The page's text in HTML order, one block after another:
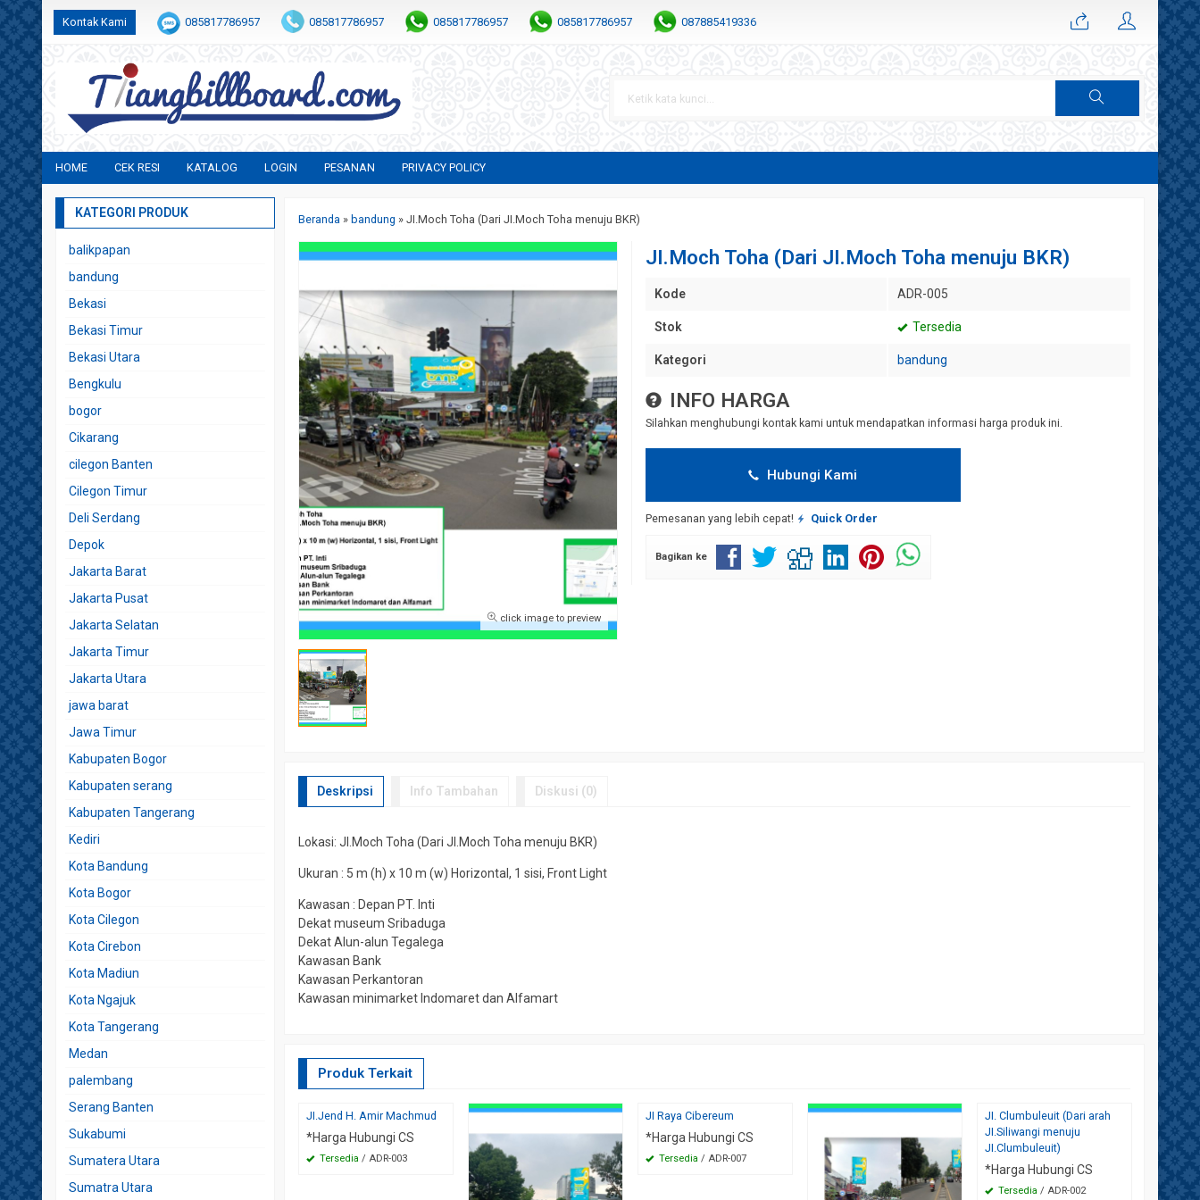
Kontak Kami 085817786957 085817786957 085817786957 085817786957 087885419336
HOME CEK RESI KATALOG LOGIN PESANAN PRIVACY POLICY
Beranda » bandung »JI.Moch Toha (Dari JI.Moch Toha menuju BKR)
click image to preview
JI.Moch Toha (Dari JI.Moch Toha menuju BKR)
Kode ADR-005
Stok Tersedia
Kategori bandung
INFO HARGA
Silahkan menghubungi kontak kami untuk mendapatkan informasi harga produk ini.
Hubungi Kami
Pemesanan yang lebih cepat! Quick Order
Bagikan ke
Deskripsi Info Tambahan Diskusi (0)
Lokasi: JI.Moch Toha (Dari JI.Moch Toha menuju BKR)
Ukuran : 5 m (h) x 10 m (w) Horizontal, 1 sisi, Front Light
Kawasan : Depan PT. Inti
Dekat museum Sribaduga
Dekat Alun-alun Tegalega
Kawasan Bank
Kawasan Perkantoran
Kawasan minimarket Indomaret dan Alfamart
Produk Terkait
JI.Jend H. Amir Machmud
*Harga Hubungi CS
Tersedia / ADR-003
JI Raya Cibereum
*Harga Hubungi CS
Tersedia / ADR-007
JI. Clumbuleuit (Dari arah
JI.Siliwangi menuju
JI.Clumbuleuit)
*Harga Hubungi CS
Tersedia / ADR-002
KATEGORI PRODUK
balikpapan
bandung
Bekasi
Bekasi Timur
Bekasi Utara
Bengkulu
bogor
Cikarang
cilegon Banten
Cilegon Timur
Deli Serdang
Depok
Jakarta Barat
Jakarta Pusat
Jakarta Selatan
Jakarta Timur
Jakarta Utara
jawa barat
Jawa Timur
Kabupaten Bogor
Kabupaten serang
Kabupaten Tangerang
Kediri
Kota Bandung
Kota Bogor
Kota Cilegon
Kota Cirebon
Kota Madiun
Kota Ngajuk
Kota Tangerang
Medan
palembang
Serang Banten
Sukabumi
Sumatera Utara
Sumatra Utara